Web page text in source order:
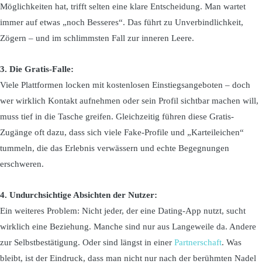
Möglichkeiten hat, trifft selten eine klare Entscheidung. Man wartet
immer auf etwas „noch Besseres“. Das führt zu Unverbindlichkeit,
Zögern – und im schlimmsten Fall zur inneren Leere.
3. Die Gratis-Falle:
Viele Plattformen locken mit kostenlosen Einstiegsangeboten – doch
wer wirklich Kontakt aufnehmen oder sein Profil sichtbar machen will,
muss tief in die Tasche greifen. Gleichzeitig führen diese Gratis-
Zugänge oft dazu, dass sich viele Fake-Profile und „Karteileichen“
tummeln, die das Erlebnis verwässern und echte Begegnungen
erschweren.
4. Undurchsichtige Absichten der Nutzer:
Ein weiteres Problem: Nicht jeder, der eine Dating-App nutzt, sucht
wirklich eine Beziehung. Manche sind nur aus Langeweile da. Andere
zur Selbstbestätigung. Oder sind längst in einer Partnerschaft. Was
bleibt, ist der Eindruck, dass man nicht nur nach der berühmten Nadel